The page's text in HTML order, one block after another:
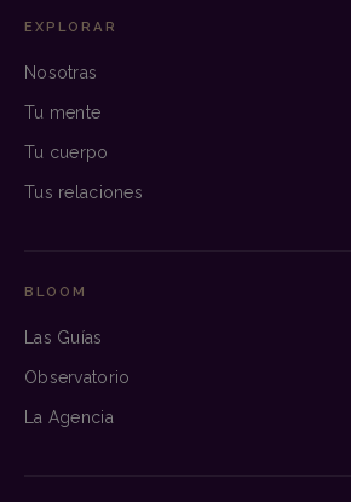
EXPLORAR
Nosotras
Tu mente
Tu cuerpo
Tus relaciones
BLOOM
Las Guías
Observatorio
La Agencia